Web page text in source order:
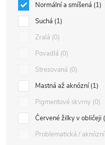
Normální a smíšená 1
Suchá 1
Zralá 0
Povadlá 0
Stresovaná 0
Mastná až aknózní 1
Pigmentové skvrny 0
Červené žilky v obličeji
Problematická / aknózní